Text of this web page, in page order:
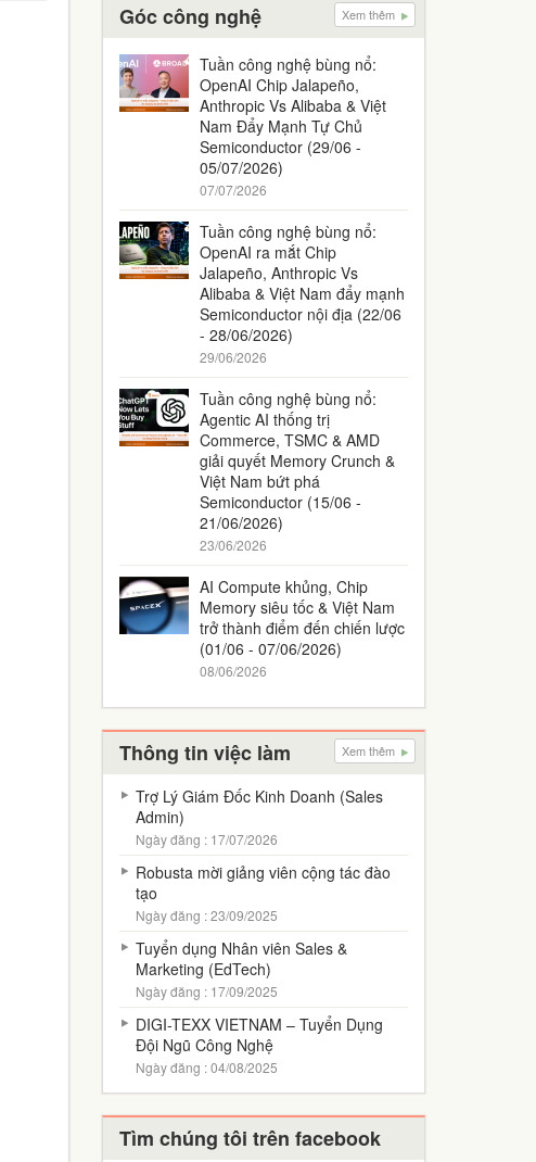
Góc công nghệ Xem thêm
Tuần công nghệ bùng nổ:
OpenAI Chip Jalapeño,
Anthropic Vs Alibaba & Việt
Nam Đẩy Mạnh Tự Chủ
Semiconductor (29/06 -
05/07/2026)
07/07/2026
Tuần công nghệ bùng nổ:
OpenAI ra mắt Chip
Jalapeño, Anthropic Vs
Alibaba & Việt Nam đẩy mạnh
Semiconductor nội địa (22/06
- 28/06/2026)
29/06/2026
Tuần công nghệ bùng nổ:
Agentic AI thống trị
Commerce, TSMC & AMD
giải quyết Memory Crunch &
Việt Nam bứt phá
Semiconductor (15/06 -
21/06/2026)
23/06/2026
AI Compute khủng, Chip
Memory siêu tốc & Việt Nam
trở thành điểm đến chiến lược
(01/06 - 07/06/2026)
08/06/2026
Thông tin việc làm Xem thêm
Trợ Lý Giám Đốc Kinh Doanh (Sales
Admin)
Ngày đăng : 17/07/2026
Robusta mời giảng viên cộng tác đào
tạo
Ngày đăng : 23/09/2025
Tuyển dụng Nhân viên Sales &
Marketing (EdTech)
Ngày đăng : 17/09/2025
DIGI-TEXX VIETNAM – Tuyển Dụng
Đội Ngũ Công Nghệ
Ngày đăng : 04/08/2025
Tìm chúng tôi trên facebook